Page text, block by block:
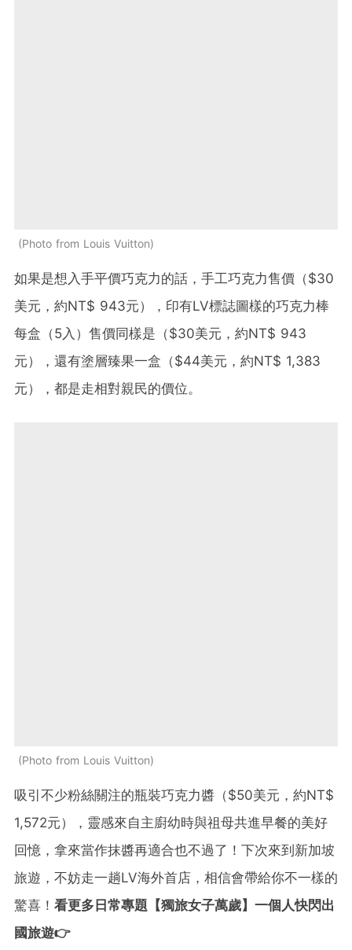
Photo from Louis Vuitton
如果是想入手平價巧克力的話，手工巧克力售價（$30
美元，約NT$ 943元），印有LV標誌圖樣的巧克力棒
每盒（5入）售價同樣是（$30美元，約NT$ 943
元），還有塗層臻果一盒（$44美元，約NT$ 1,383
元），都是走相對親民的價位。
Photo from Louis Vuitton
吸引不少粉絲關注的瓶裝巧克力醬（$50美元，約NT$
1,572元），靈感來自主廚幼時與祖母共進早餐的美好
回憶，拿來當作抹醬再適合也不過了！下次來到新加坡
旅遊，不妨走一趟LV海外首店，相信會帶給你不一樣的
驚喜！ 看更多日常專題【獨旅女子萬歲】一個人快閃出
國旅遊👉